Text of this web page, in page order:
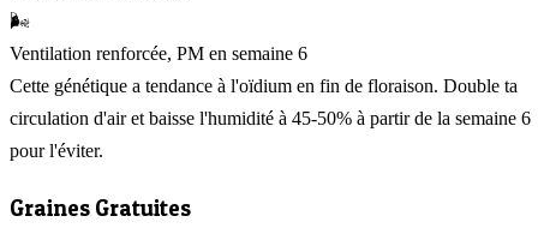
🌬️
Ventilation renforcée, PM en semaine 6
Cette génétique a tendance à l'oïdium en fin de floraison. Double ta
circulation d'air et baisse l'humidité à 45-50% à partir de la semaine 6
pour l'éviter.
Graines Gratuites